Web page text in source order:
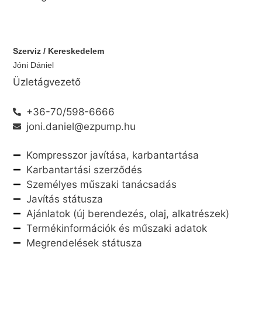
Szerviz / Kereskedelem
Jóni Dániel
Üzletágvezető
+36-70/598-6666
joni.daniel@ezpump.hu
Kompresszor javítása, karbantartása
Karbantartási szerződés
Személyes műszaki tanácsadás
Javítás státusza
Ajánlatok (új berendezés, olaj, alkatrészek)
Termékinformációk és műszaki adatok
Megrendelések státusza